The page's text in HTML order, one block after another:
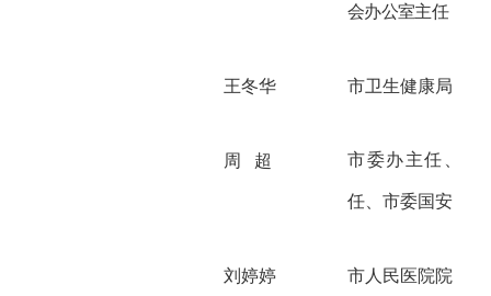
会办公室主任
王冬华 市卫生健康局党
周 超 市委办主任、市
任、市委国安办
刘婷婷 市人民医院院长